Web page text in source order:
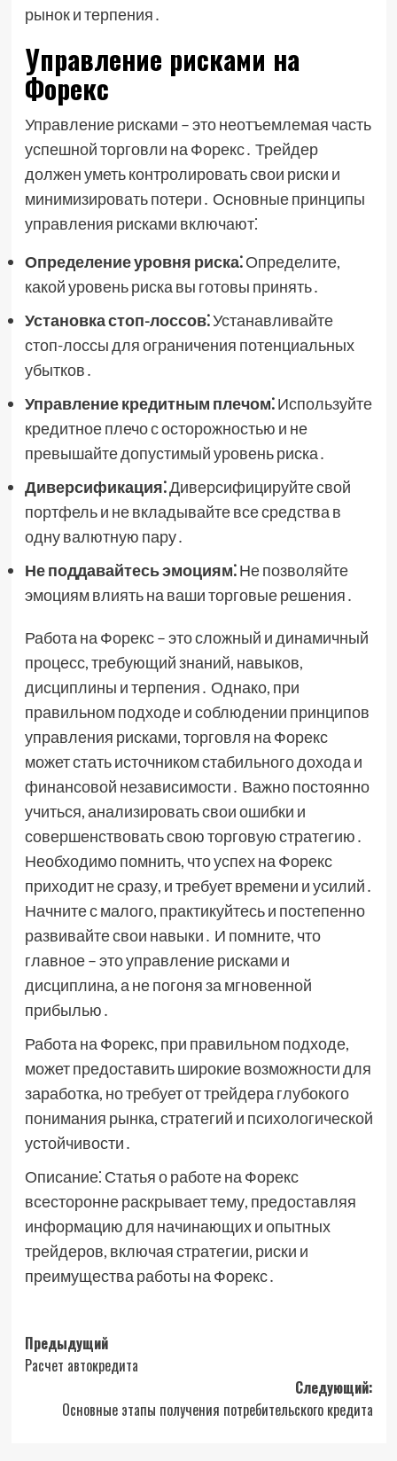
рынок и терпения․
Управление рисками на
Форекс
Управление рисками – это неотъемлемая часть
успешной торговли на Форекс․ Трейдер
должен уметь контролировать свои риски и
минимизировать потери․ Основные принципы
управления рисками включают⁚
Определение уровня риска⁚Определите,
какой уровень риска вы готовы принять․
Установка стоп-лоссов⁚Устанавливайте
стоп-лоссы для ограничения потенциальных
убытков․
Управление кредитным плечом⁚Используйте
кредитное плечо с осторожностью и не
превышайте допустимый уровень риска․
Диверсификация⁚Диверсифицируйте свой
портфель и не вкладывайте все средства в
одну валютную пару․
Не поддавайтесь эмоциям⁚Не позволяйте
эмоциям влиять на ваши торговые решения․
Работа на Форекс – это сложный и динамичный
процесс, требующий знаний, навыков,
дисциплины и терпения․ Однако, при
правильном подходе и соблюдении принципов
управления рисками, торговля на Форекс
может стать источником стабильного дохода и
финансовой независимости․ Важно постоянно
учиться, анализировать свои ошибки и
совершенствовать свою торговую стратегию․
Необходимо помнить, что успех на Форекс
приходит не сразу, и требует времени и усилий․
Начните с малого, практикуйтесь и постепенно
развивайте свои навыки․ И помните, что
главное – это управление рисками и
дисциплина, а не погоня за мгновенной
прибылью․
Работа на Форекс, при правильном подходе,
может предоставить широкие возможности для
заработка, но требует от трейдера глубокого
понимания рынка, стратегий и психологической
устойчивости․
Описание⁚ Статья о работе на Форекс
всесторонне раскрывает тему, предоставляя
информацию для начинающих и опытных
трейдеров, включая стратегии, риски и
преимущества работы на Форекс․
Навигация
записи
Предыдущий
Расчет автокредита
Следующий:
Основные этапы получения потребительского кредита